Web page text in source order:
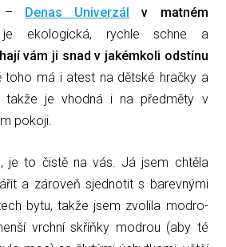
–
Denas Univerzál
v matném
ekologická, rychle schne a
vám ji snad v jakémkoli odstínu
toho má i atest na dětské hračky a
takže je vhodná i na předměty v
pokoji.
, je to čistě na vás. Já jsem chtěla
a zároveň sjednotit s barevnými
bytu, takže jsem zvolila modro-
vrchní skříňky modrou (aby té